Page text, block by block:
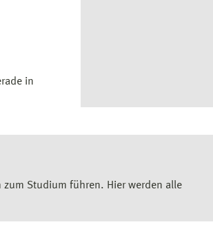
in
Studium führen. Hier werden alle